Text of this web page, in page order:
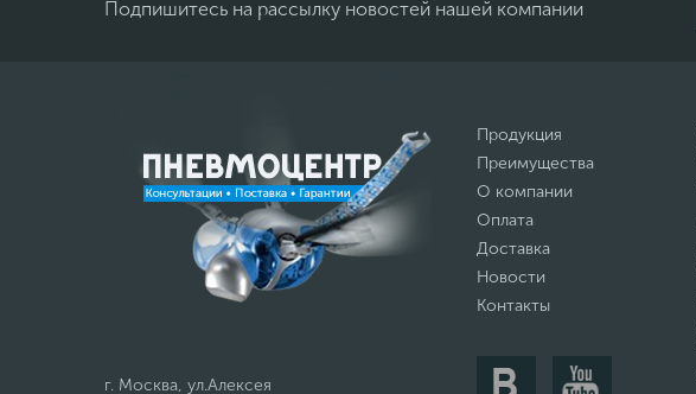
Подпишитесь на рассылку новостей нашей компании
г. Москва, ул.Алексея
Продукция
Преимущества
О компании
Оплата
Доставка
Новости
Контакты